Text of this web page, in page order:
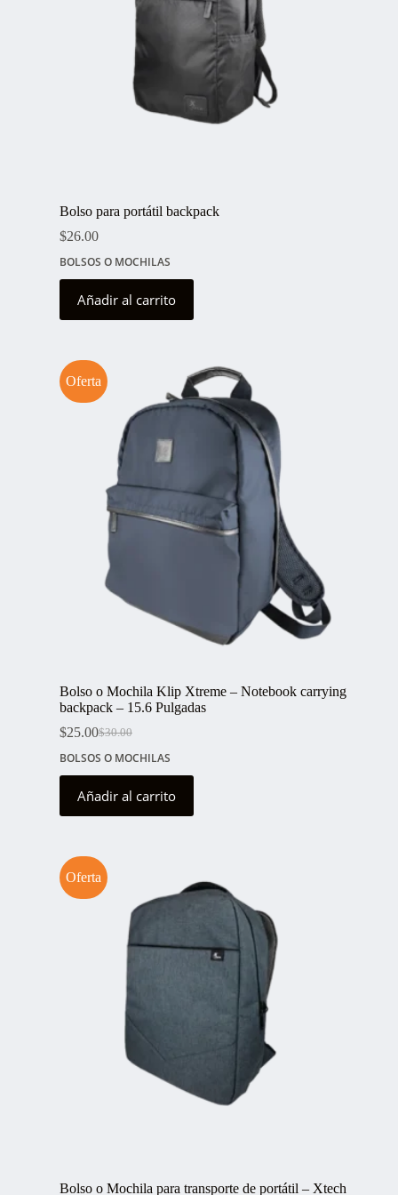
Bolso para portátil backpack
$26.00
BOLSOS O MOCHILAS
Añadir al carrito
Oferta
Bolso o Mochila Klip Xtreme – Notebook carrying
backpack – 15.6 Pulgadas
$30.00
El
precio
era:
$30.00.
$25.00El
precio
es:
$25.00.
BOLSOS O MOCHILAS
Añadir al carrito
Oferta
Bolso o Mochila para transporte de portátil – Xtech